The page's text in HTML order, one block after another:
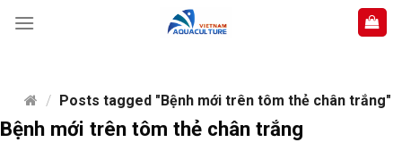
content / Posts tagged "Bệnh mới trên tôm thẻ chân trắng"
Bệnh mới trên tôm thẻ chân trắng